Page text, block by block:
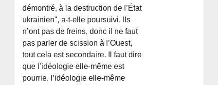
démontré, à la destruction de l’État
ukrainien", a-t-elle poursuivi. Ils
n’ont pas de freins, donc il ne faut
pas parler de scission à l’Ouest,
tout cela est secondaire. Il faut dire
que l’idéologie elle-même est
pourrie, l’idéologie elle-même